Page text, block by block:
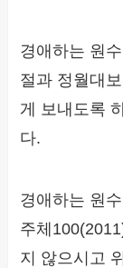
경애하는 원
절과 정월대
게 보내도록
다.
경애하는 원
주체
지 않으시고